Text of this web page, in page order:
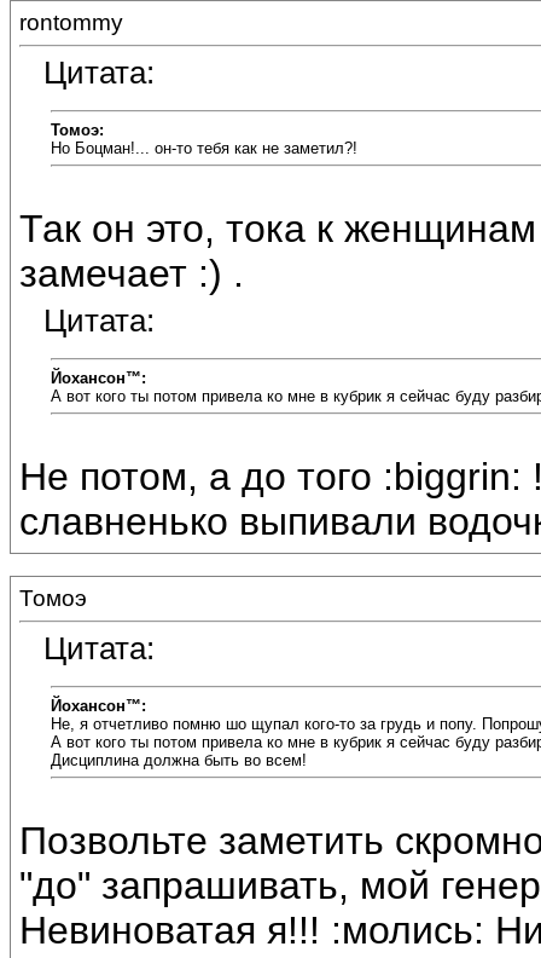
rontommy
Цитата:
Томоэ:
Но Боцман!... он-то тебя как не заметил?!
Так он это, тока к
замечает :) .
Цитата:
Йохансон™:
А вот кого ты потом привела ко мне в кубрик я сейчас буду
Не потом, а до того
славненько выпивали
Томоэ
Цитата:
Йохансон™:
Не, я отчетливо помню шо щупал кого-то за грудь и попу.
А вот кого ты потом привела ко мне в кубрик я сейчас буду
Дисциплина должна быть во всем!
Позвольте заметить
"до" запрашивать, мой
Невиноватая я!!! :молись: